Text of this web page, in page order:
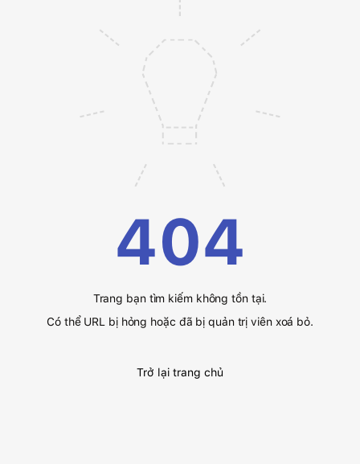
404
Trang bạn tìm kiếm không tồn tại.
Có thể URL bị hỏng hoặc đã bị quản trị viên xoá bỏ.
Trở lại trang chủ